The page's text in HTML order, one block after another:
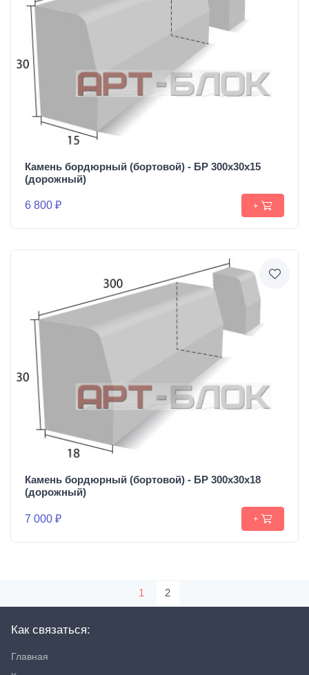
Камень бордюрный (бортовой) - БР 300х30х15
(дорожный)
6 800 ₽ +
Камень бордюрный (бортовой) - БР 300х30х18
(дорожный)
7 000 ₽ +
1 2
Как связаться:
Главная